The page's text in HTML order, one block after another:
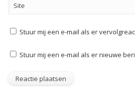
Site
Stuur mij een e-mail als er
Stuur mij een e-mail als er nieuwe